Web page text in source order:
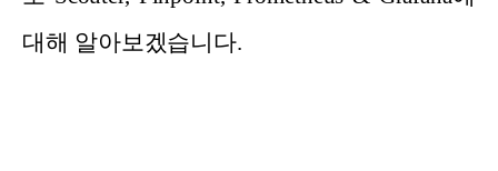
대해 알아보겠습니다.